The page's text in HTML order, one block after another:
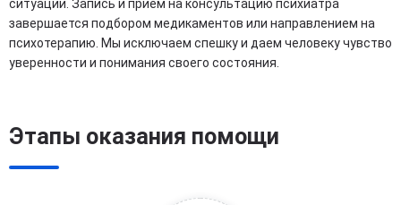
ситуации. Запись и прием на консультацию психиатра
завершается подбором медикаментов или направлением на
психотерапию. Мы исключаем спешку и даем человеку чувство
уверенности и понимания своего состояния.
Этапы оказания помощи